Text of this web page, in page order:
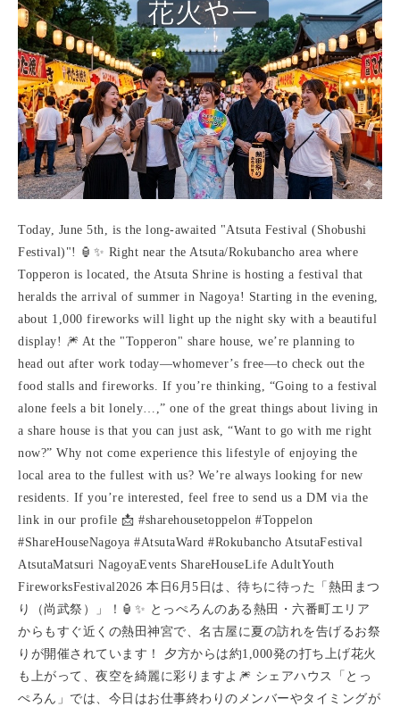
Today, June 5th, is the long-awaited "Atsuta Festival (Shobushi
Festival)"! 🏮✨ Right near the Atsuta/Rokubancho area where
Topperon is located, the Atsuta Shrine is hosting a festival that
heralds the arrival of summer in Nagoya! Starting in the evening,
about 1,000 fireworks will light up the night sky with a beautiful
display! 🎆 At the "Topperon" share house, we’re planning to
head out after work today—whomever’s free—to check out the
food stalls and fireworks. If you’re thinking, “Going to a festival
alone feels a bit lonely…,” one of the great things about living in
a share house is that you can just ask, “Want to go with me right
now?” Why not come experience this lifestyle of enjoying the
local area to the fullest with us? We’re always looking for new
residents. If you’re interested, feel free to send us a DM via the
link in our profile 📩 #sharehousetoppelon #Toppelon
#ShareHouseNagoya #AtsutaWard #Rokubancho AtsutaFestival
AtsutaMatsuri NagoyaEvents ShareHouseLife AdultYouth
FireworksFestival2026 本日6月5日は、待ちに待った「熱田まつ
り（尚武祭）」！🏮✨ とっぺろんのある熱田・六番町エリア
からもすぐ近くの熱田神宮で、名古屋に夏の訪れを告げるお祭
りが開催されています！ 夕方からは約1,000発の打ち上げ花火
も上がって、夜空を綺麗に彩りますよ🎆 シェアハウス「とっ
ぺろん」では、今日はお仕事終わりのメンバーやタイミングが